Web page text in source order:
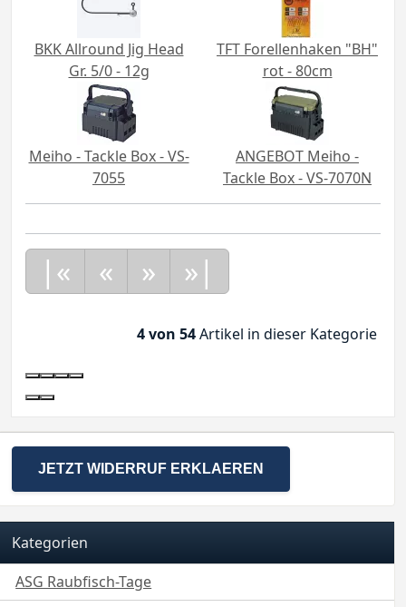
BKK Allround Jig Head
Gr. 5/0 - 12g
TFT Forellenhaken "BH"
rot - 80cm
Meiho - Tackle Box - VS-
7055
ANGEBOT Meiho -
Tackle Box - VS-7070N
|« « » »|
4 von 54Artikel in dieser Kategorie
JETZT WIDERRUF ERKLAEREN
Kategorien
ASG Raubfisch-Tage